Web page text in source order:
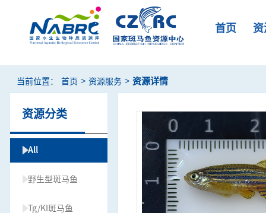
首页
当前位置： 首页 > 资源服务 > 资源详情
资源分类
All
野生型斑马鱼
Tg/KI斑马鱼